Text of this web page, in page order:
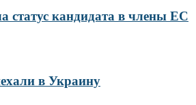
статус кандидата в члены ЕС
в Украину